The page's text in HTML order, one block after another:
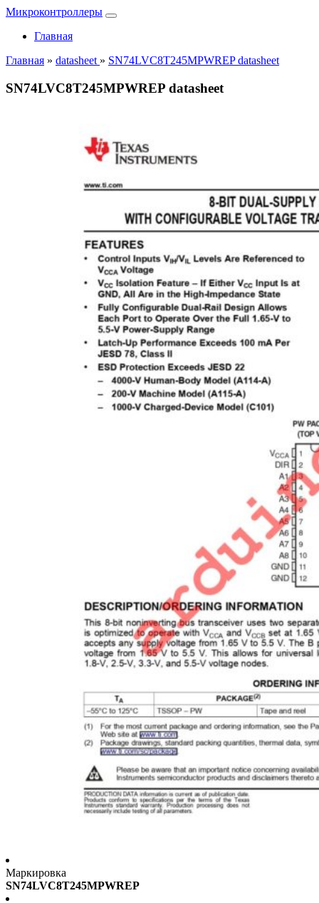
Микроконтроллеры
Главная
Главная » datasheet » SN74LVC8T245MPWREP datasheet
SN74LVC8T245MPWREP datasheet
Маркировка
SN74LVC8T245MPWREP